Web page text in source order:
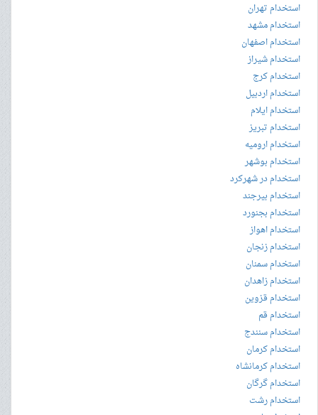
استخدام تهران
استخدام مشهد
استخدام اصفهان
استخدام شیراز
استخدام کرج
استخدام اردبیل
استخدام ایلام
استخدام تبریز
استخدام ارومیه
استخدام بوشهر
استخدام در شهرکرد
استخدام بیرجند
استخدام بجنورد
استخدام اهواز
استخدام زنجان
استخدام سمنان
استخدام زاهدان
استخدام قزوین
استخدام قم
استخدام سنندج
استخدام کرمان
استخدام کرمانشاه
استخدام گرگان
استخدام رشت